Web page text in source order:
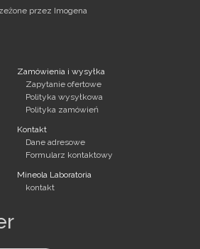
przez Imogena
Zamówienia i wysyłka
Zapytanie ofertowe
Polityka wysyłkowa
Polityka zamówień
Kontakt
Dane adresowe
Formularz kontaktowy
Mineola Laboratoria
kontakt